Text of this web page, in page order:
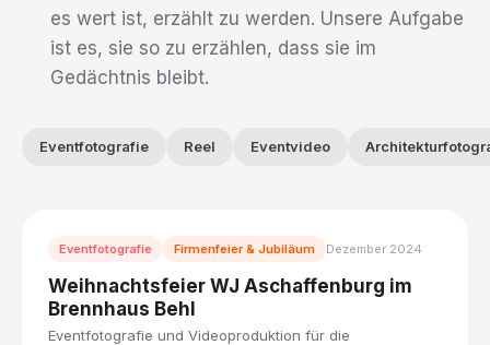
es wert ist, erzählt zu werden. Unsere Aufgabe
ist es, sie so zu erzählen, dass sie im
Gedächtnis bleibt.
Eventfotografie Reel Eventvideo
Eventfotografie Firmenfeier & Jubiläum Dezember 2024
Weihnachtsfeier WJ Aschaffenburg im
Brennhaus Behl
Eventfotografie und Videoproduktion für die